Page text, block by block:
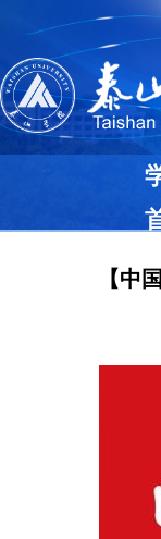
【中